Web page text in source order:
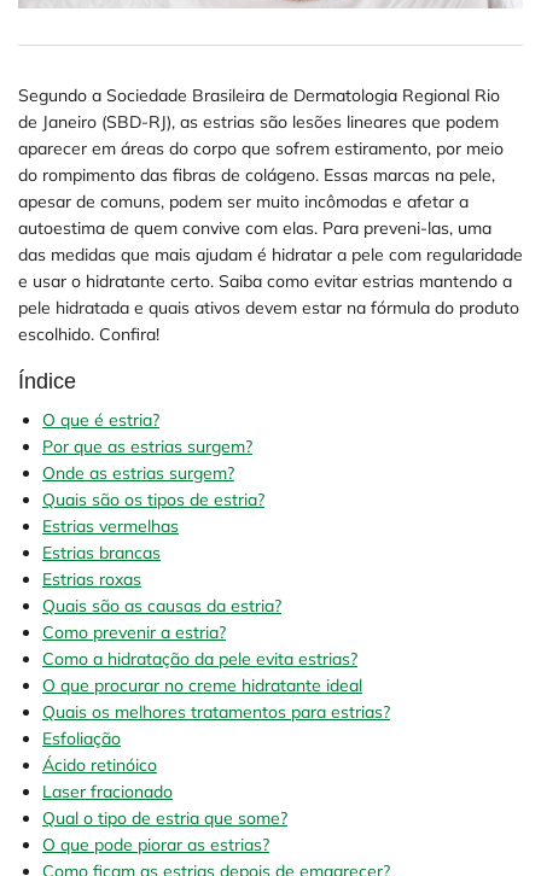
Segundo a Sociedade Brasileira de Dermatologia Regional Rio
de Janeiro (SBD-RJ), as estrias são lesões lineares que podem
aparecer em áreas do corpo que sofrem estiramento, por meio
do rompimento das fibras de colágeno. Essas marcas na pele,
apesar de comuns, podem ser muito incômodas e afetar a
autoestima de quem convive com elas. Para preveni-las, uma
das medidas que mais ajudam é hidratar a pele com regularidade
e usar o hidratante certo. Saiba como evitar estrias mantendo a
pele hidratada e quais ativos devem estar na fórmula do produto
escolhido. Confira!
Índice
O que é estria?
Por que as estrias surgem?
Onde as estrias surgem?
Quais são os tipos de estria?
Estrias vermelhas
Estrias brancas
Estrias roxas
Quais são as causas da estria?
Como prevenir a estria?
Como a hidratação da pele evita estrias?
O que procurar no creme hidratante ideal
Quais os melhores tratamentos para estrias?
Esfoliação
Ácido retinóico
Laser fracionado
Qual o tipo de estria que some?
O que pode piorar as estrias?
Como ficam as estrias depois de emagrecer?